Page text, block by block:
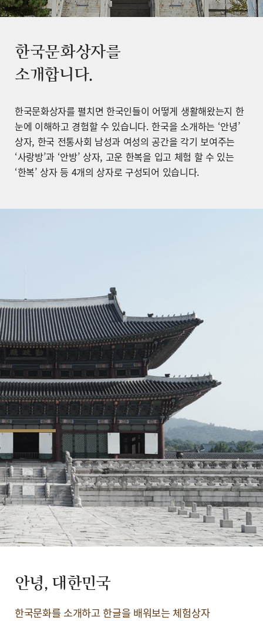
한국문화상자를
소개합니다.
한국문화상자를 펼치면 한국인들이 어떻게 생활해왔는지 한
눈에 이해하고 경험할 수 있습니다. 한국을 소개하는 ‘안녕’
상자, 한국 전통사회 남성과 여성의 공간을 각기 보여주는
‘사랑방’과 ‘안방’ 상자, 고운 한복을 입고 체험 할 수 있는
‘한복’ 상자 등 4개의 상자로 구성되어 있습니다.
안녕, 대한민국
한국문화를 소개하고 한글을 배워보는 체험상자